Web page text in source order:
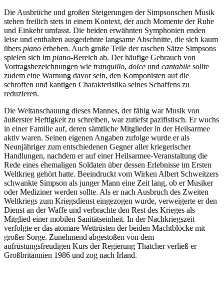
Die Ausbrüche und großen Steigerungen der Simpsonschen Musik
stehen freilich stets in einem Kontext, der auch Momente der Ruhe
und Einkehr umfasst. Die beiden erwähnten Symphonien enden
leise und enthalten ausgedehnte langsame Abschnitte, die sich kaum
übers piano erheben. Auch große Teile der raschen Sätze Simpsons
spielen sich im piano-Bereich ab. Der häufige Gebrauch von
Vortragsbezeichnungen wie tranquillo, dolce und cantabile sollte
zudem eine Warnung davor sein, den Komponisten auf die
schroffen und kantigen Charakteristika seines Schaffens zu
reduzieren.
Die Weltanschauung dieses Mannes, der fähig war Musik von
äußerster Heftigkeit zu schreiben, war zutiefst pazifistisch. Er wuchs
in einer Familie auf, deren sämtliche Mitglieder in der Heilsarmee
aktiv waren. Seinen eigenen Angaben zufolge wurde er als
Neunjähriger zum entschiedenen Gegner aller kriegerischer
Handlungen, nachdem er auf einer Heilsarmee-Veranstaltung die
Rede eines ehemaligen Soldaten über dessen Erlebnisse im Ersten
Weltkrieg gehört hatte. Beeindruckt vom Wirken Albert Schweitzers
schwankte Simpson als junger Mann eine Zeit lang, ob er Musiker
oder Mediziner werden sollte. Als er nach Ausbruch des Zweiten
Weltkriegs zum Kriegsdienst eingezogen wurde, verweigerte er den
Dienst an der Waffe und verbrachte den Rest des Krieges als
Mitglied einer mobilen Sanitätseinheit. In der Nachkriegszeit
verfolgte er das atomare Wettrüsten der beiden Machtblöcke mit
großer Sorge. Zunehmend abgestoßen von dem
aufrüstungsfreudigen Kurs der Regierung Thatcher verließ er
Großbritannien 1986 und zog nach Irland.